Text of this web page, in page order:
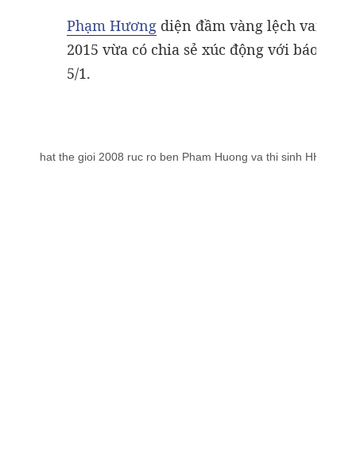
Phạm Hương diện đầm vàng lệch vai
2015 vừa có chia sẻ xúc động với báo chí
5/1.